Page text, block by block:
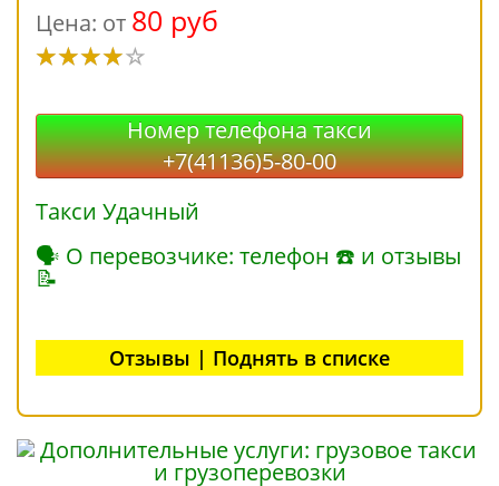
Цена: от 80 руб
Номер телефона такси
+7(41136)5-80-00
Такси Удачный
🗣 О перевозчике: телефон ☎ и отзывы
📝
Отзывы | Поднять в списке